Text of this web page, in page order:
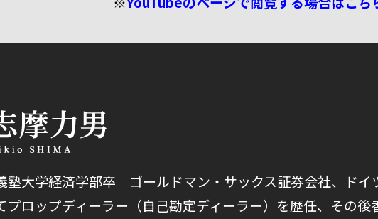
塾大学経済学部卒 ゴールドマン・サックス証券会社、ドイ
プロップディーラー（自己勘定ディーラー）を歴任、その後